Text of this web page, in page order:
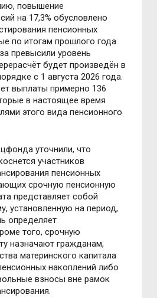
повышение
на 17,3% обусловлено
пенсионных
по итогам прошлого года
превысили уровень
будет произведён в
с 1 августа 2026 года.
выплаты примерно 136
в настоящее время
этого вида пенсионного
уточнили, что
участников
пенсионных
срочную пенсионную
представляет собой
установленную на период,
определяет
того, срочную
назначают гражданам,
материнского капитала
накоплений либо
взносы вне рамок